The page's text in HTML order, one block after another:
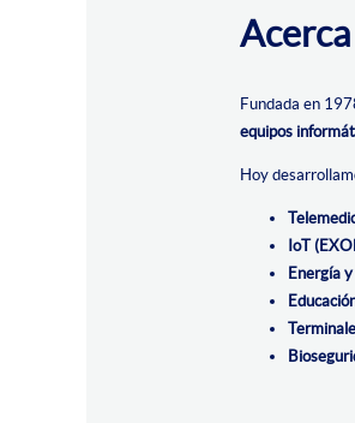
Fundada en
equipos
Hoy
IoT
Energía